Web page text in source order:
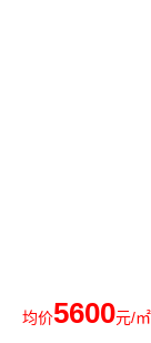
均价5600元/㎡